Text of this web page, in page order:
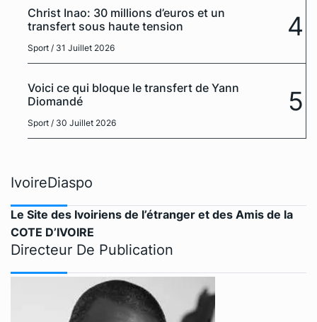
Christ Inao: 30 millions d’euros et un
transfert sous haute tension
Sport / 31 Juillet 2026
4
Voici ce qui bloque le transfert de Yann
Diomandé
Sport / 30 Juillet 2026
5
IvoireDiaspo
Le Site des Ivoiriens de l’étranger et des Amis de la
COTE D’IVOIRE
Directeur De Publication